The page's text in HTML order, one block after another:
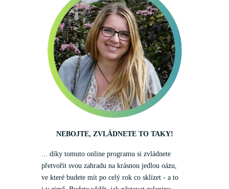
NEBOJTE, ZVLÁDNETE TO TAKY!
... díky tomuto online programu si zvládnete
přetvořit svou zahradu na krásnou jedlou oázu,
ve které budete mít po celý rok co sklízet - a to